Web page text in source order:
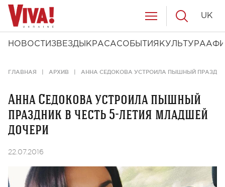
НОВОСТИ ЗВЕЗДЫ КРАСАСОБЫТИЯ КУЛЬТУРА
UK
ГЛАВНАЯ АРХИВ АННА СЕДОКОВА УСТРОИЛА ПЫШНЫЙ
Анна Седокова устроила пышный
праздник в честь 5-летия младшей
дочери
22.07.2016